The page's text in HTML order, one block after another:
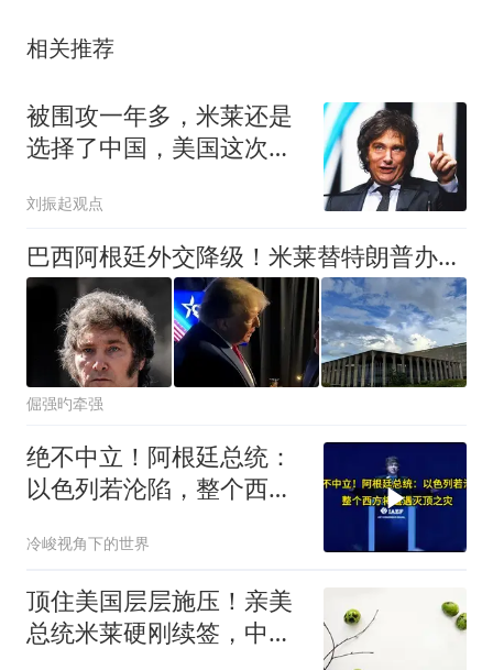
相关推荐
被围攻一年多，米莱还是
选择了中国，美国这次输
刘振起观点
巴西阿根廷外交降级！米莱替特朗普办事，南美两大国彻底撕破脸
倔强旳牵强
绝不中立！阿根廷总统：
以色列若沦陷，整个西方
冷峻视角下的世界
顶住美国层层施压！亲美
总统米莱硬刚续签，中阿